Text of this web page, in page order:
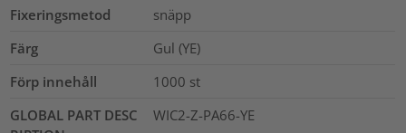
Fixeringsmetod
snäpp
Färg
Gul (YE)
Förp innehåll
1000 st
GLOBAL PART DESC
WIC2-Z-PA66-YE